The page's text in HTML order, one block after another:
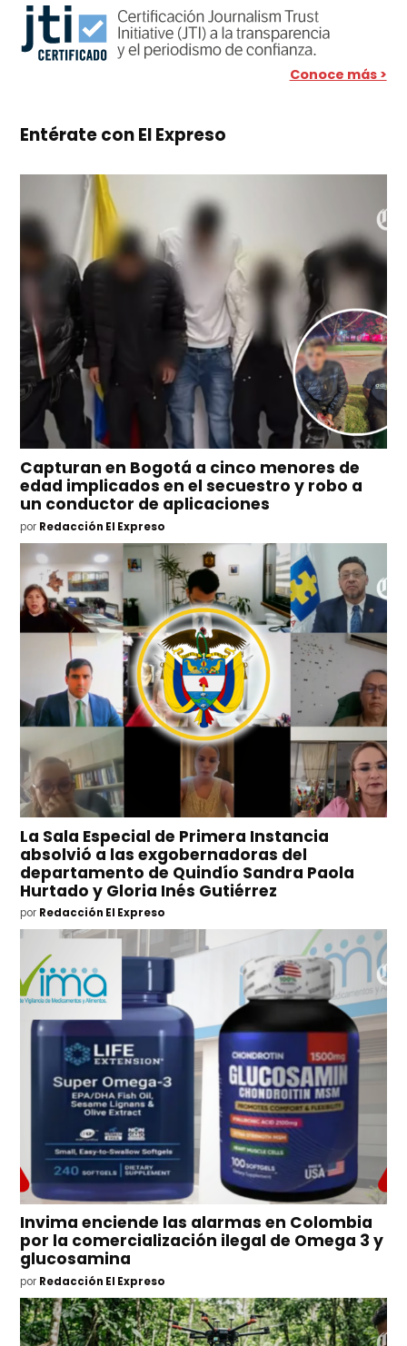
Conoce más >
Entérate con El Expreso
Capturan en Bogotá a cinco menores de
edad implicados en el secuestro y robo a
un conductor de aplicaciones
por Redacción El Expreso
La Sala Especial de Primera Instancia
absolvió a las exgobernadoras del
departamento de Quindío Sandra Paola
Hurtado y Gloria Inés Gutiérrez
por Redacción El Expreso
Invima enciende las alarmas en Colombia
por la comercialización ilegal de Omega 3 y
glucosamina
por Redacción El Expreso